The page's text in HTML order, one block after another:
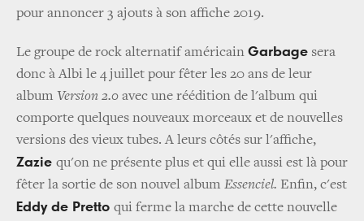
pour annoncer 3 ajouts à son affiche 2019.
Le groupe de rock alternatif américain Garbage sera
donc à Albi le 4 juillet pour fêter les 20 ans de leur
album Version 2.0 avec une réédition de l'album qui
comporte quelques nouveaux morceaux et de nouvelles
versions des vieux tubes. A leurs côtés sur l'affiche,
Zazie qu'on ne présente plus et qui elle aussi est là pour
fêter la sortie de son nouvel album Essenciel. Enfin, c'est
Eddy de Pretto qui ferme la marche de cette nouvelle